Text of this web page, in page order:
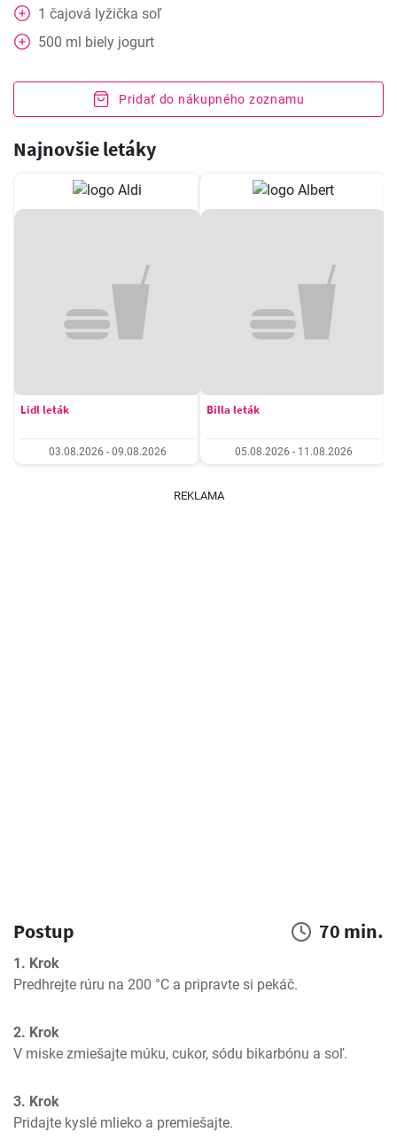
1 čajová lyžička soľ
500 ml biely jogurt
Pridať do nákupného zoznamu
Najnovšie letáky
Lidl leták
03.08.2026 - 09.08.2026
Billa leták
05.08.2026 - 11.08.2026
REKLAMA
Postup 70 min.
1. Krok
Predhrejte rúru na 200 °C a pripravte si pekáč.
2. Krok
V miske zmiešajte múku, cukor, sódu bikarbónu a soľ.
3. Krok
Pridajte kyslé mlieko a premiešajte.